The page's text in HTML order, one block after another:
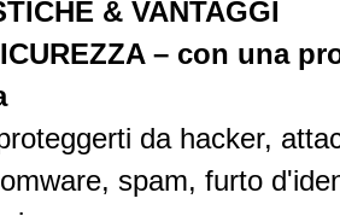
& VANTAGGI
– con una
da hacker,
spam, furto